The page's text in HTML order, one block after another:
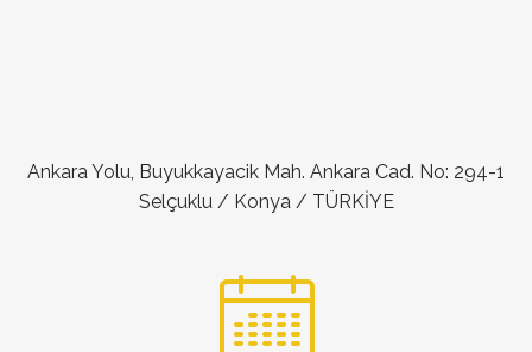
Ankara Yolu, Buyukkayacik Mah. Ankara Cad. No: 294-1
Selçuklu / Konya / TÜRKİYE